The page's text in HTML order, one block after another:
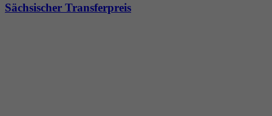
Sächsischer Transferpreis